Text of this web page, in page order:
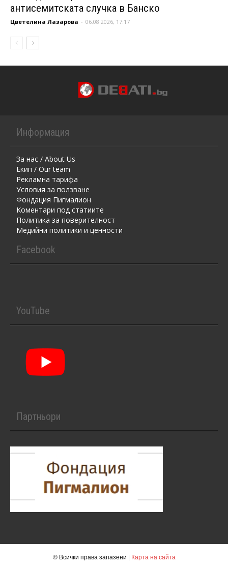
антисемитската случка в Банско
Цветелина Лазарова - 06.08.2026, 17:17
Информация
За нас / About Us
Екип / Our team
Рекламна тарифа
Условия за ползване
Фондация Пигмалион
Kоментaри под статиите
Политика за поверителност
Медийни политики и ценности
Facebook
YouTube
Партньори
© Всички права запазени | Карта на сайта